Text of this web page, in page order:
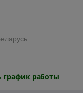
график работы